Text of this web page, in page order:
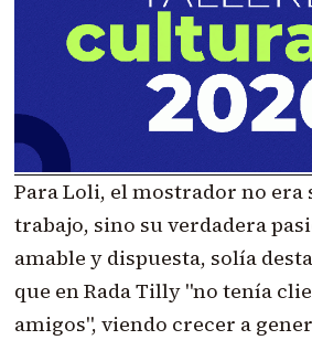
Para Loli, el mostrador no era
trabajo, sino su verdadera
amable y dispuesta, solía
que en Rada Tilly "no tenía
amigos", viendo crecer a